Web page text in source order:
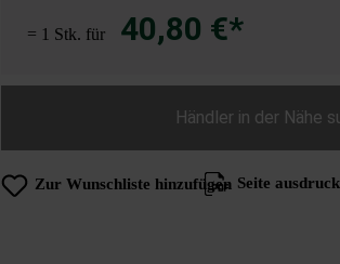
= 1 Stk. für 40,80 €*
Händler in der Nähe
Zur Wunschliste hinzufügen Seite